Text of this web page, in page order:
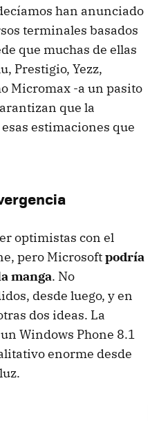
han anunciado
terminales basados
que muchas de ellas
Prestigio, Yezz,
Micromax -a un pasito
que la
estimaciones que
optimistas con el
pero Microsoftpodría
manga. No
desde luego, y en
dos ideas. La
Windows Phone 8.1
enorme desde